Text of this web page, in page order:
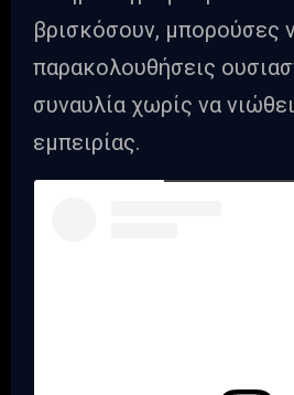
βρισκόσουν, μπορούσες
παρακολουθήσεις
συναυλία χωρίς να
εμπειρίας.